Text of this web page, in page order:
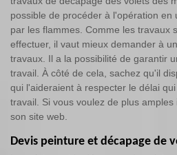
possible de procéder à l'opération en
par les flammes. Comme les travaux
effectuer, il vaut mieux demander à
travaux. Il a la possibilité de garantir
travail. À côté de cela, sachez qu'il
qui l'aideraient à respecter le délai
travail. Si vous voulez de plus
son site web.
Devis peinture et décapage de